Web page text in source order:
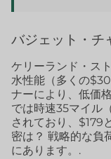
バジェット・チ
ケリーランド・ス
水性能（多くの
ナーにより、低価
では時速35マイル
されており、$179
密は？ 戦略的な負
にあります。.